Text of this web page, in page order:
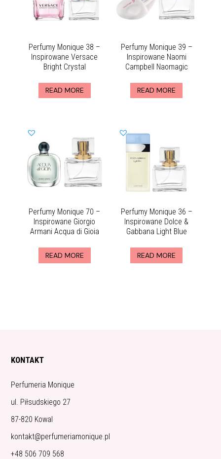
Perfumy Monique 38 –
Inspirowane Versace
Bright Crystal
READ MORE
Perfumy Monique 39 –
Inspirowane Naomi
Campbell Naomagic
READ MORE
Perfumy Monique 70 –
Inspirowane Giorgio
Armani Acqua di Gioia
READ MORE
Perfumy Monique 36 –
Inspirowane Dolce &
Gabbana Light Blue
READ MORE
KONTAKT
Perfumeria Monique
ul. Piłsudskiego 27
87-820 Kowal
kontakt@perfumeriamonique.pl
+48 506 709 568